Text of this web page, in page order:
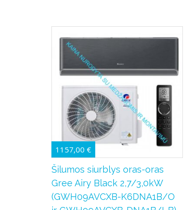
1157,00 €
Šilumos siurblys oras-oras
Gree Airy Black 2,7/3,0kW
(GWH09AVCXB-K6DNA1B/O